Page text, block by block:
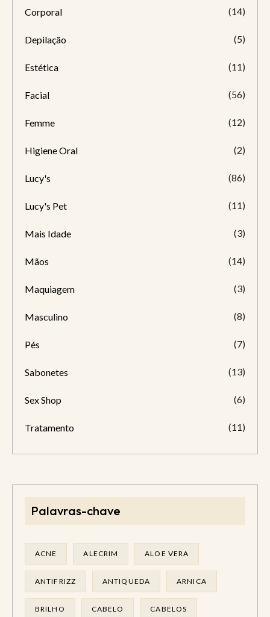
Corporal (14)
Depilação (5)
Estética (11)
Facial (56)
Femme (12)
Higiene Oral (2)
Lucy's (86)
Lucy's Pet (11)
Mais Idade (3)
Mãos (14)
Maquiagem (3)
Masculino (8)
Pés (7)
Sabonetes (13)
Sex Shop (6)
Tratamento (11)
Palavras-chave
ACNE ALECRIM ALOE VERA
ANTIFRIZZ ANTIQUEDA ARNICA
BRILHO CABELO CABELOS